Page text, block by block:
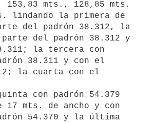
153,83 mts., 128,85 mts.
lindando la primera de
del padrón 38.312, la
parte del padrón 38.312 y
la tercera con
38.311 y con el
la cuarta con el
con padrón 54.379
17 mts. de ancho y con
54.370 y la última